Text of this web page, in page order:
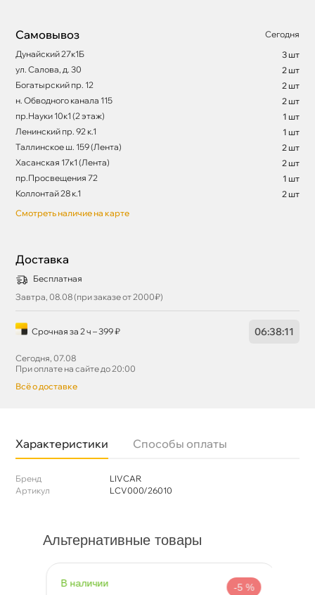
Самовывоз
Сегодня
Дунайский 27к1Б
3 шт
ул. Салова, д. 30
2 шт
Богатырский пр. 12
2 шт
н. Обводного канала 115
2 шт
пр.Науки 10к1 (2 этаж)
1 шт
Ленинский пр. 92 к.1
1 шт
Таллинское ш. 159 (Лента)
2 шт
Хасанская 17к1 (Лента)
2 шт
пр.Просвещения 72
1 шт
Коллонтай 28 к.1
2 шт
Смотреть наличие на карте
Доставка
Бесплатная
Завтра, 08.08 (при заказе от 2000₽)
Срочная за 2 ч – 399 ₽ 06:38:10
Сегодня, 07.08
При оплате на сайте до 20:00
сё о доставке
Характеристики Способы оплаты
Бренд
LIVCAR
Артикул
LCV000/26010
Альтернативные товары
наличии -5 %